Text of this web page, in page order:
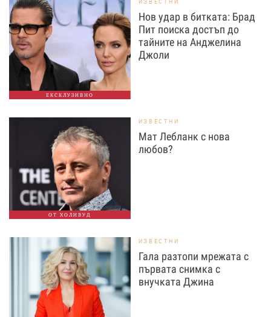
ЕКСКЛУЗИВНО
Нов удар в битката: Брад
Пит поиска достъп до
тайните на Анджелина
Джоли
ОТ ХОЛИВУД
ИЗВЕСТНИ
Мат Лебланк с нова
любов?
ИЗВЕСТНИ
Гала разтопи мрежата с
първата снимка с
внучката Джина